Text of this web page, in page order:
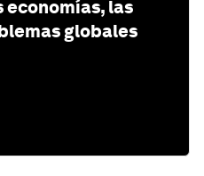
economías, las
globales